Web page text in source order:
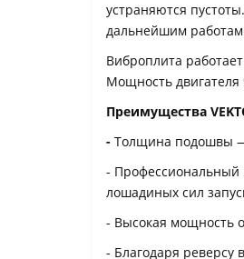
устраняются
дальнейшим
Виброплита
Мощность двигателя
Преимущества
- Толщина подошвы
- Профессиональный
лошадиных сил
- Высокая мощность
- Благодаря реверсу